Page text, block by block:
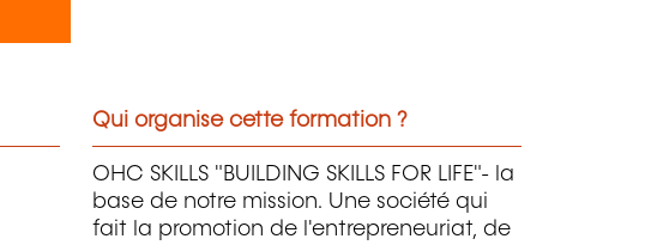
Qui organise cette formation ?
OHC SKILLS "BUILDING SKILLS FOR LIFE"- la
base de notre mission. Une société qui
fait la promotion de l'entrepreneuriat, de